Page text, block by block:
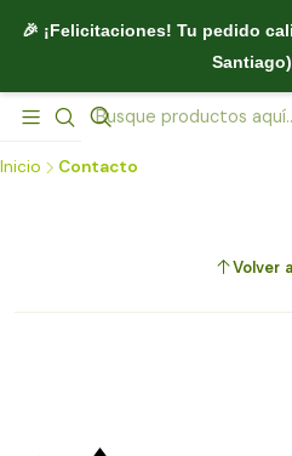
🎉 ¡Felicitaciones! Tu pedido
Santiago)
Inicio Contacto
Volver